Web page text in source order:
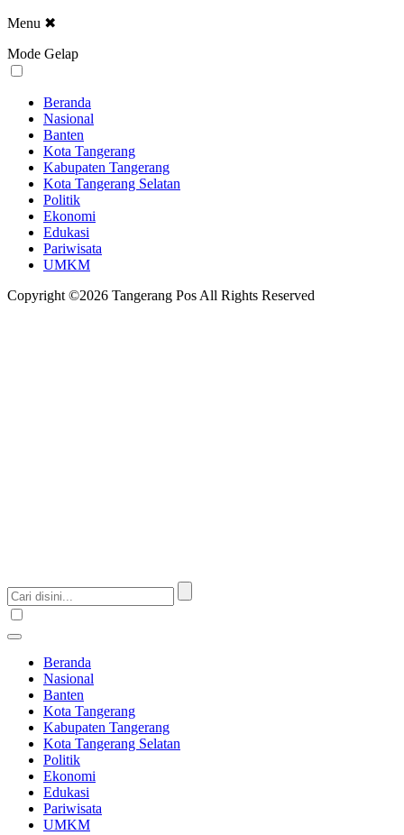
Menu ✖
Mode Gelap
Beranda
Nasional
Banten
Kota Tangerang
Kabupaten Tangerang
Kota Tangerang Selatan
Politik
Ekonomi
Edukasi
Pariwisata
UMKM
Copyright ©2026 Tangerang Pos All Rights Reserved
Beranda
Nasional
Banten
Kota Tangerang
Kabupaten Tangerang
Kota Tangerang Selatan
Politik
Ekonomi
Edukasi
Pariwisata
UMKM